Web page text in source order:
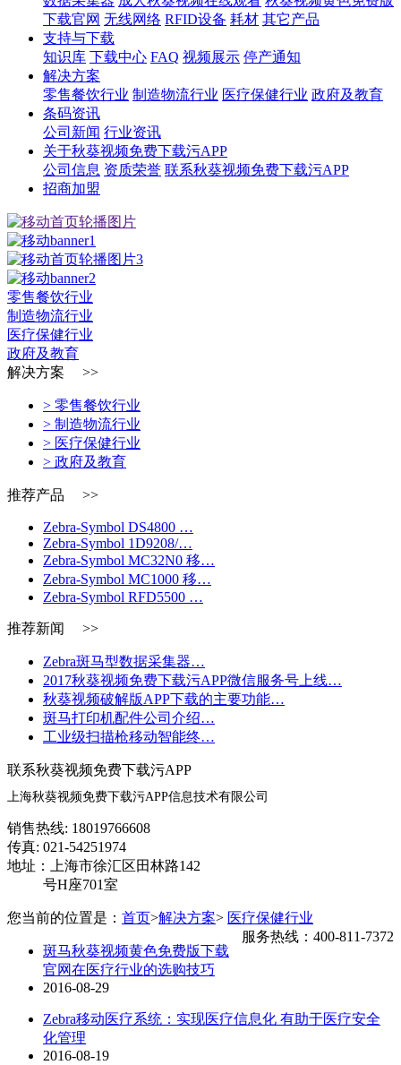
下载官网 无线网络 RFID设备 耗材 其它产品
支持与下载
知识库 下载中心 FAQ 视频展示 停产通知
解决方案
零售餐饮行业 制造物流行业 医疗保健行业 政府及教育
条码资讯
公司新闻 行业资讯
关于秋葵视频免费下载污APP
公司信息 资质荣誉 联系秋葵视频免费下载污APP
招商加盟
零售餐饮行业
制造物流行业
医疗保健行业
政府及教育
解决方案 >>
> 零售餐饮行业
> 制造物流行业
> 医疗保健行业
> 政府及教育
推荐产品 >>
Zebra-Symbol DS4800 …
Zebra-Symbol 1D9208/…
Zebra-Symbol MC32N0 移…
Zebra-Symbol MC1000 移…
Zebra-Symbol RFD5500 …
推荐新闻 >>
Zebra斑马型数据采集器…
2017秋葵视频免费下载污APP微信服务号上线…
秋葵视频破解版APP下载的主要功能…
斑马打印机配件公司介绍…
工业级扫描枪移动智能终…
联系秋葵视频免费下载污APP
上海秋葵视频免费下载污APP信息技术有限公司
销售热线: 18019766608
传真: 021-54251974
地址：上海市徐汇区田林路142
号H座701室
您当前的位置是： 首页>解决方案> 医疗保健行业
服务热线：400-811-7372
斑马秋葵视频黄色免费版下载
官网在医疗行业的选购技巧
2016-08-29
Zebra移动医疗系统：实现医疗信息化 有助于医疗安全
化管理
2016-08-19